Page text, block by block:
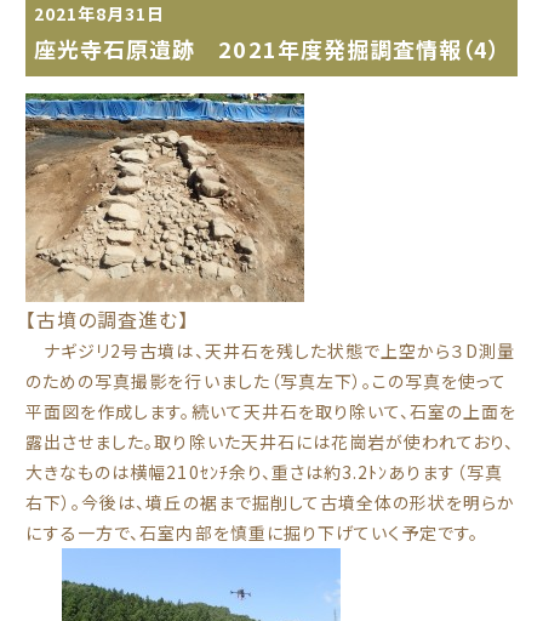
2021年8月31日
座光寺石原遺跡 2021年度発掘調査情報（4）
【古墳の調査進む】
ナギジリ2号古墳は、天井石を残した状態で上空から３D測量
のための写真撮影を行いました（写真左下）。この写真を使って
平面図を作成します。続いて天井石を取り除いて、石室の上面を
露出させました。取り除いた天井石には花崗岩が使われており、
大きなものは横幅210ｾﾝﾁ余り、重さは約3.2ﾄﾝあります（写真
右下）。今後は、墳丘の裾まで掘削して古墳全体の形状を明らか
にする一方で、石室内部を慎重に掘り下げていく予定です。